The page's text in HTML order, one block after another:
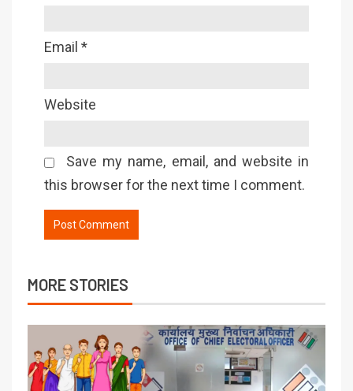
Email *
Website
Save my name, email, and website in
this browser for the next time I comment.
MORE STORIES